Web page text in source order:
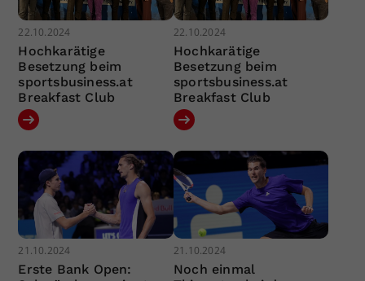
22.10.2024
Hochkarätige
Besetzung beim
sportsbusiness.at
Breakfast Club
22.10.2024
Hochkarätige
Besetzung beim
sportsbusiness.at
Breakfast Club
21.10.2024
Erste Bank Open:
21.10.2024
Noch einmal